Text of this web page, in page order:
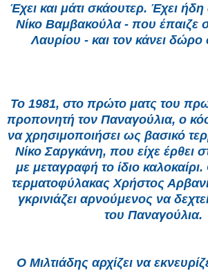
Έχει και μάτι σκάουτερ. Έχει
Νίκο Βαμβακούλα - που έπαιζε
Λαυρίου - και τον κάνει
Το 1981, στο πρώτο ματς του
προπονητή τον Παναγούλια, ο
να χρησιμοποιήσει ως βασικό
Νίκο Σαργκάνη, που είχε έρθει
με μεταγραφή το ίδιο
τερματοφύλακας Χρήστος
γκρινιάζει αρνούμενος να
του Παναγούλια.
Ο Μιλτιάδης αρχίζει να